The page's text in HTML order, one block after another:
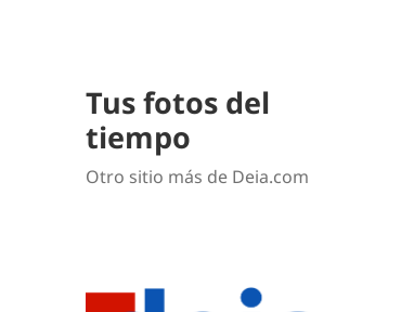
Tus fotos del
tiempo
Otro sitio más de Deia.com